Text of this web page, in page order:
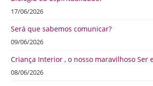
17/06/2026
Será que sabemos comunicar?
09/06/2026
Criança Interior , o nosso maravilhoso Ser
08/06/2026